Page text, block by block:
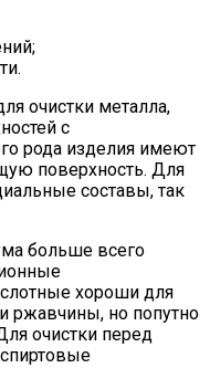
очистки металла,
с
рода изделия имеют
поверхность. Для
составы, так
больше всего
хороши для
ржавчины, но попутно
очистки перед